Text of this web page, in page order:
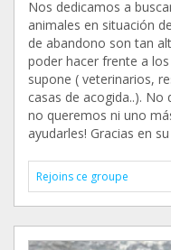
Nos dedicamos a
animales en situación
de abandono son tan
poder hacer frente a
supone ( veterinarios,
casas de acogida..).
no queremos ni uno
ayudarles! Gracias en
Rejoins ce groupe